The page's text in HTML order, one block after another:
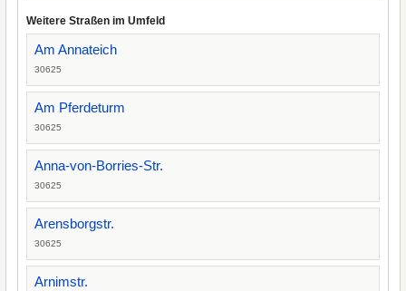
Weitere Straßen im Umfeld
Am Annateich
30625
Am Pferdeturm
30625
Anna-von-Borries-Str.
30625
Arensborgstr.
30625
Arnimstr.